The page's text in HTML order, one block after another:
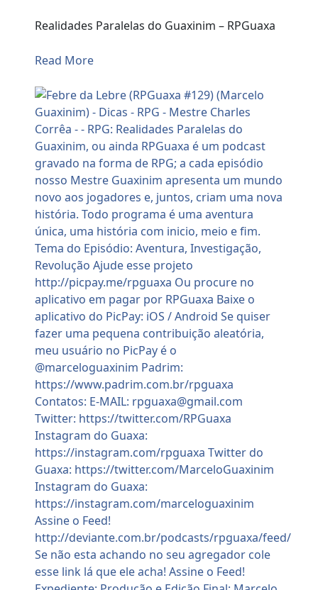
Realidades Paralelas do Guaxinim – RPGuaxa
Read More